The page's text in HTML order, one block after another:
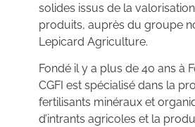
solides issus de la
produits, auprès du groupe
Lepicard Agriculture.
Fondé il y a plus de 40 ans à
CGFI est spécialisé dans la
fertilisants minéraux et
d’intrants agricoles et la